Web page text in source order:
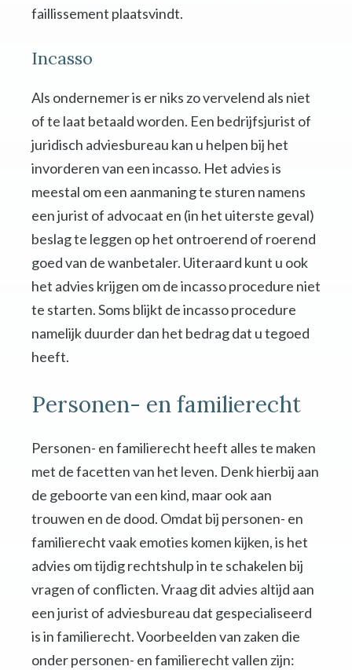
faillissement plaatsvindt.
Incasso
Als ondernemer is er niks zo vervelend als niet
of te laat betaald worden. Een bedrijfsjurist of
juridisch adviesbureau kan u helpen bij het
invorderen van een incasso. Het advies is
meestal om een aanmaning te sturen namens
een jurist of advocaat en (in het uiterste geval)
beslag te leggen op het ontroerend of roerend
goed van de wanbetaler. Uiteraard kunt u ook
het advies krijgen om de incasso procedure niet
te starten. Soms blijkt de incasso procedure
namelijk duurder dan het bedrag dat u tegoed
heeft.
Personen- en familierecht
Personen- en familierecht heeft alles te maken
met de facetten van het leven. Denk hierbij aan
de geboorte van een kind, maar ook aan
trouwen en de dood. Omdat bij personen- en
familierecht vaak emoties komen kijken, is het
advies om tijdig rechtshulp in te schakelen bij
vragen of conflicten. Vraag dit advies altijd aan
een jurist of adviesbureau dat gespecialiseerd
is in familierecht. Voorbeelden van zaken die
onder personen- en familierecht vallen zijn: